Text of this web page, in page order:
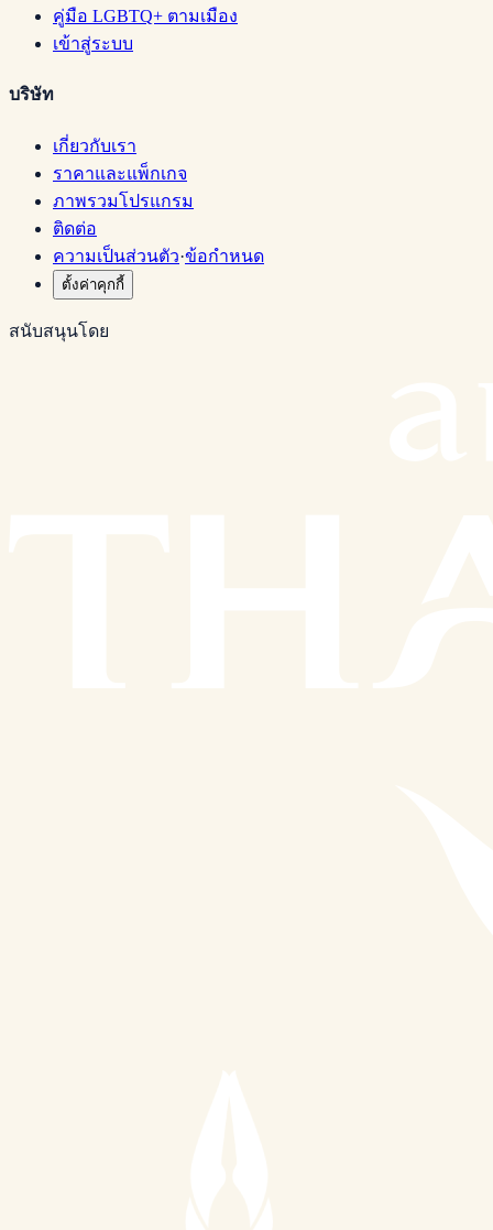
คู่มือ LGBTQ+ ตามเมือง
เข้าสู่ระบบ
บริษัท
เกี่ยวกับเรา
ราคาและแพ็กเกจ
ภาพรวมโปรแกรม
ติดต่อ
ความเป็นส่วนตัว·ข้อกำหนด
ตั้งค่าคุกกี้
สนับสนุนโดย